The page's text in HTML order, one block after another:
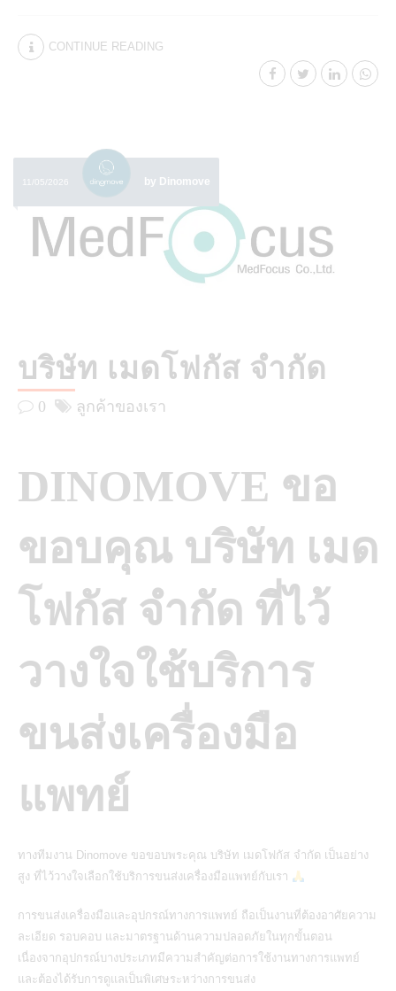
CONTINUE READING
11/05/2026 by Dinomove
บริษัท เมดโฟกัส จำกัด
0 ลูกค้าของเรา
DINOMOVE ขอ
ขอบคุณ บริษัท เมด
โฟกัส จำกัด ที่ไว้
วางใจใช้บริการ
ขนส่งเครื่องมือ
แพทย์
ทางทีมงาน Dinomove ขอขอบพระคุณ บริษัท เมดโฟกัส จำกัด เป็นอย่าง
สูง ที่ไว้วางใจเลือกใช้บริการขนส่งเครื่องมือแพทย์กับเรา
การขนส่งเครื่องมือและอุปกรณ์ทางการแพทย์ ถือเป็นงานที่ต้องอาศัยความ
ละเอียด รอบคอบ และมาตรฐานด้านความปลอดภัยในทุกขั้นตอน
เนื่องจากอุปกรณ์บางประเภทมีความสำคัญต่อการใช้งานทางการแพทย์
และต้องได้รับการดูแลเป็นพิเศษระหว่างการขนส่ง